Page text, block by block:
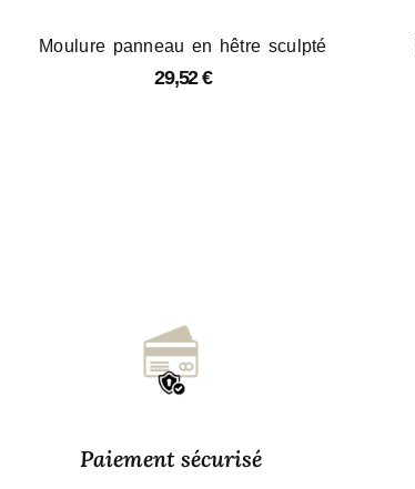
Moulure panneau en hêtre sculpté
29,52€
Paiement sécurisé